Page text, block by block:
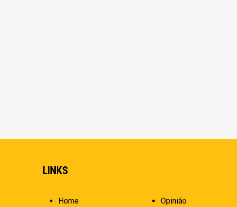
LINKS
Home Opinião